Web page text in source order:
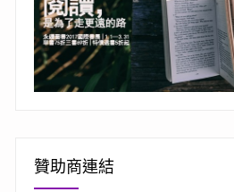
贊助商連結